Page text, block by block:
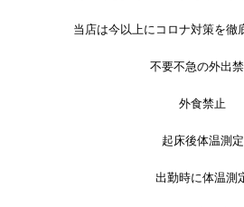
当店は今以上にコロナ対策を徹
不要不急の外出
外食禁止
起床後体温測定
出勤時に体温測